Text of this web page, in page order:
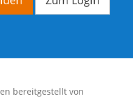
bereitgestellt von